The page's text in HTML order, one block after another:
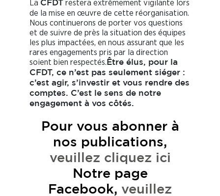
La CFDT restera extrêmement vigilante lors
de la mise en œuvre de cette réorganisation.
Nous continuerons de porter vos questions
et de suivre de près la situation des équipes
les plus impactées, en nous assurant que les
rares engagements pris par la direction
soient bien respectés. Être élus, pour la
CFDT, ce n’est pas seulement siéger :
c’est agir, s’investir et vous rendre des
comptes. C’est le sens de notre
engagement à vos côtés.
Pour vous abonner à
nos publications,
veuillez cliquez ici
Notre page
Facebook, veuillez